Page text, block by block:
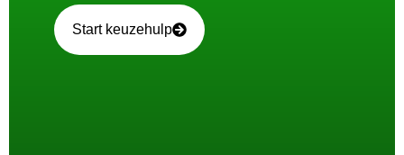
Start keuzehulp